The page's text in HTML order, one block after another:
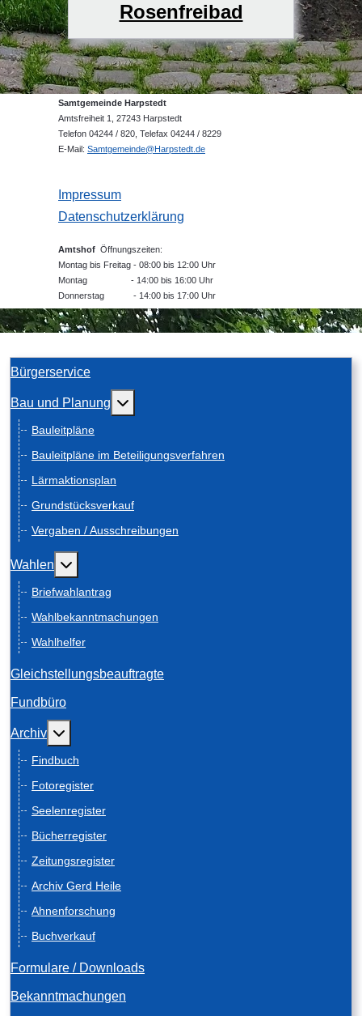
Rosenfreibad
Samtgemeinde Harpstedt
Amtsfreiheit 1, 27243 Harpstedt
Telefon 04244 / 820, Telefax 04244 / 8229
E-Mail: Samtgemeinde@Harpstedt.de
Impressum
Datenschutzerklärung
Amtshof Öffnungszeiten:
Montag bis Freitag - 08:00 bis 12:00 Uhr
Montag - 14:00 bis 16:00 Uhr
Donnerstag - 14:00 bis 17:00 Uhr
Bürgerservice
Bau und Planung Weitere Informationen: Bau und Planung
Bauleitpläne
Bauleitpläne im Beteiligungsverfahren
Lärmaktionsplan
Grundstücksverkauf
Vergaben / Ausschreibungen
Wahlen Weitere Informationen: Wahlen
Briefwahlantrag
Wahlbekanntmachungen
Wahlhelfer
Gleichstellungsbeauftragte
Fundbüro
Archiv Weitere Informationen: Archiv
Findbuch
Fotoregister
Seelenregister
Bücherregister
Zeitungsregister
Archiv Gerd Heile
Ahnenforschung
Buchverkauf
Formulare / Downloads
Bekanntmachungen